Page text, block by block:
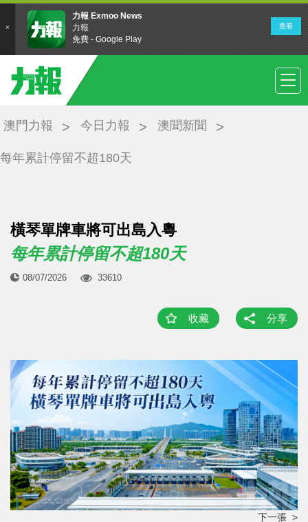
澳門力報 今日力報 澳聞新聞
每年累計停留不超180天
橫琴單牌車將可出島入粵
每年累計停留不超180天
08/07/2026 33610
收藏 分享
下一張 >